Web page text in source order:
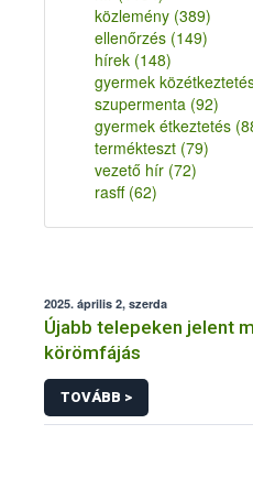
közlemény (389)
ellenőrzés (149)
hírek (148)
gyermek
szupermenta (92)
gyermek étkeztetés
termékteszt (79)
vezető hír (72)
rasff (62)
2025. április 2, szerda
Újabb telepeken jelent
körömfájás
TOVÁBB >